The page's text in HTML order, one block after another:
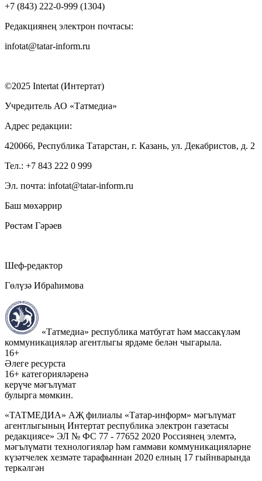
+7 (843) 222-0-999 (1304)
Редакциянең электрон почтасы:
infotat@tatar-inform.ru
©2025 Intertat (Интертат)
Учредитель АО «Татмедиа»
Адрес редакции:
420066, Республика Татарстан, г. Казань, ул. Декабристов, д. 2
Тел.: +7 843 222 0 999
Эл. почта: infotat@tatar-inform.ru
Баш мөхәррир
Рөстәм Гәрәев
Шеф-редактор
Гөлүзә Ибраһимова
«Татмедиа» республика матбугат һәм массакүләм
коммуникацияләр агентлыгы ярдәме белән чыгарыла.
16+
Әлеге ресурста
16+ категорияләренә
керүче мәгълүмат
булырга мөмкин.
«ТАТМЕДИА» АҖ филиалы «Татар-информ» мәгълүмат
агентлыгының Интертат республика электрон газетасы
редакциясе» ЭЛ № ФС 77 - 77652 2020 Россиянең элемтә,
мәгълүмати технологияләр һәм гаммәви коммуникацияләрне
күзәтчелек хезмәте тарафыннан 2020 елның 17 гыйнварында
теркәлгән